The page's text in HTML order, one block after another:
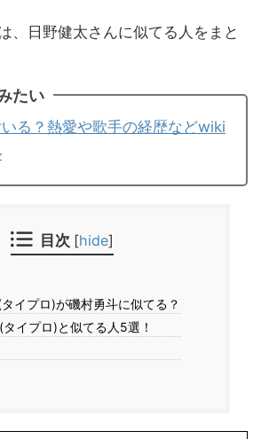
、日野健太さんに似てる人をまと
たい
る？熱愛や歌手の経歴などwiki
目次 [hide]
イプロ)が磯村勇斗に似てる？
タイプロ)と似てる人5選！